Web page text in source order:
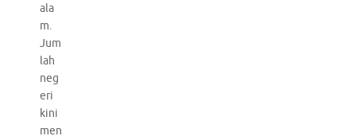
ala
m.
Jum
lah
neg
eri
kini
men